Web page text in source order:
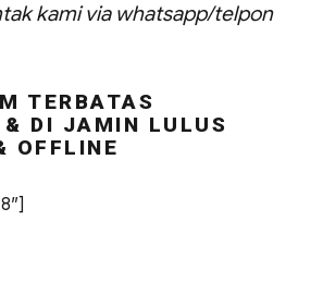
kami via whatsapp/telpon
TERBATAS
& DI JAMIN LULUS
OFFLINE